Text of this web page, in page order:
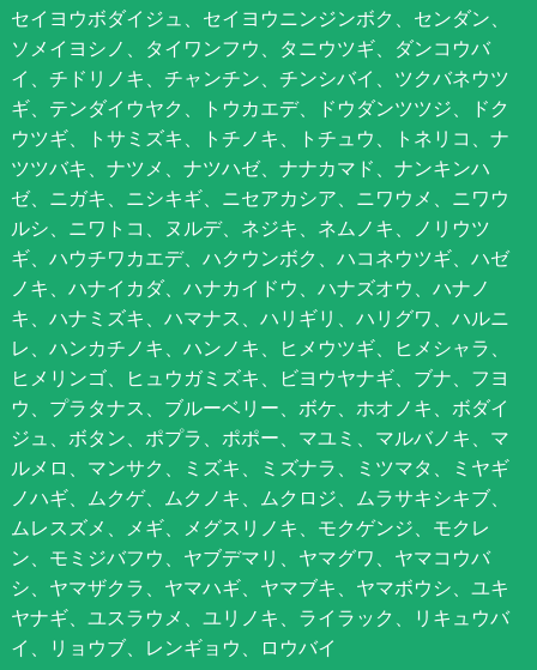
セイヨウボダイジュ、セイヨウニンジンボク、センダン、
ソメイヨシノ、タイワンフウ、タニウツギ、ダンコウバ
イ、チドリノキ、チャンチン、チンシバイ、ツクバネウツ
ギ、テンダイウヤク、トウカエデ、ドウダンツツジ、ドク
ウツギ、トサミズキ、トチノキ、トチュウ、トネリコ、ナ
ツツバキ、ナツメ、ナツハゼ、ナナカマド、ナンキンハ
ゼ、ニガキ、ニシキギ、ニセアカシア、ニワウメ、ニワウ
ルシ、ニワトコ、ヌルデ、ネジキ、ネムノキ、ノリウツ
ギ、ハウチワカエデ、ハクウンボク、ハコネウツギ、ハゼ
ノキ、ハナイカダ、ハナカイドウ、ハナズオウ、ハナノ
キ、ハナミズキ、ハマナス、ハリギリ、ハリグワ、ハルニ
レ、ハンカチノキ、ハンノキ、ヒメウツギ、ヒメシャラ、
ヒメリンゴ、ヒュウガミズキ、ビヨウヤナギ、ブナ、フヨ
ウ、プラタナス、ブルーベリー、ボケ、ホオノキ、ボダイ
ジュ、ボタン、ポプラ、ポポー、マユミ、マルバノキ、マ
ルメロ、マンサク、ミズキ、ミズナラ、ミツマタ、ミヤギ
ノハギ、ムクゲ、ムクノキ、ムクロジ、ムラサキシキブ、
ムレスズメ、メギ、メグスリノキ、モクゲンジ、モクレ
ン、モミジバフウ、ヤブデマリ、ヤマグワ、ヤマコウバ
シ、ヤマザクラ、ヤマハギ、ヤマブキ、ヤマボウシ、ユキ
ヤナギ、ユスラウメ、ユリノキ、ライラック、リキュウバ
イ、リョウブ、レンギョウ、ロウバイ